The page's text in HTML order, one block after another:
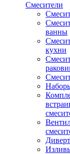
Смесители
ванны
кухни